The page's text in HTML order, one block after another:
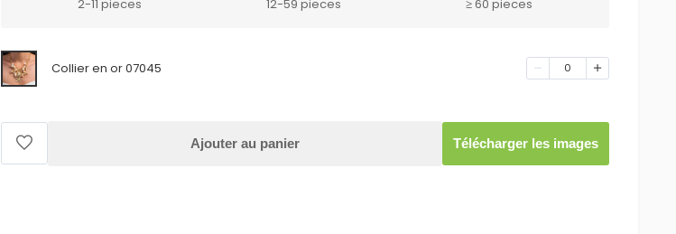
2-11 pieces 12-59 pieces ≥ 60 pieces
Collier en or 07045 0
Ajouter au panier Télécharger les images